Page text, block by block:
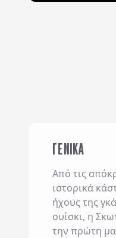
ΓΕΝΙΚΑ
Από τις
ιστορικά
ήχους της
ουίσκι, η
την πρώτη